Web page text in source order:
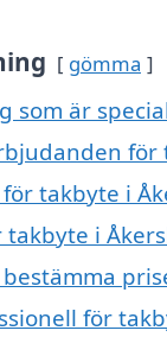
gömma
som är
för
takbyte i
i
för